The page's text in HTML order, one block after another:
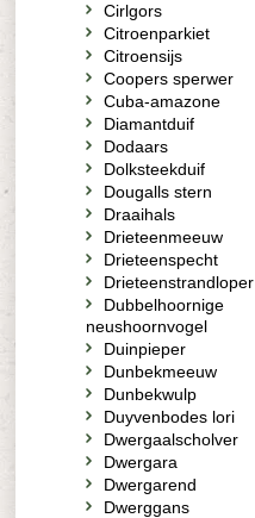
Cirlgors
Citroenparkiet
Citroensijs
Coopers sperwer
Cuba-amazone
Diamantduif
Dodaars
Dolksteekduif
Dougalls stern
Draaihals
Drieteenmeeuw
Drieteenspecht
Drieteenstrandloper
Dubbelhoornige
neushoornvogel
Duinpieper
Dunbekmeeuw
Dunbekwulp
Duyvenbodes lori
Dwergaalscholver
Dwergara
Dwergarend
Dwerggans